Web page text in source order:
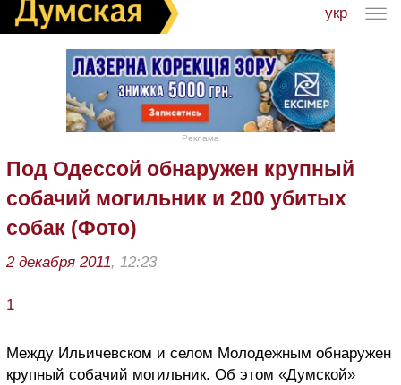
укр
Реклама
Под Одессой обнаружен крупный
собачий могильник и 200 убитых
собак (Фото)
2 декабря 2011, 12:23
1
Между Ильичевском и селом Молодежным обнаружен
крупный собачий могильник. Об этом «Думской»